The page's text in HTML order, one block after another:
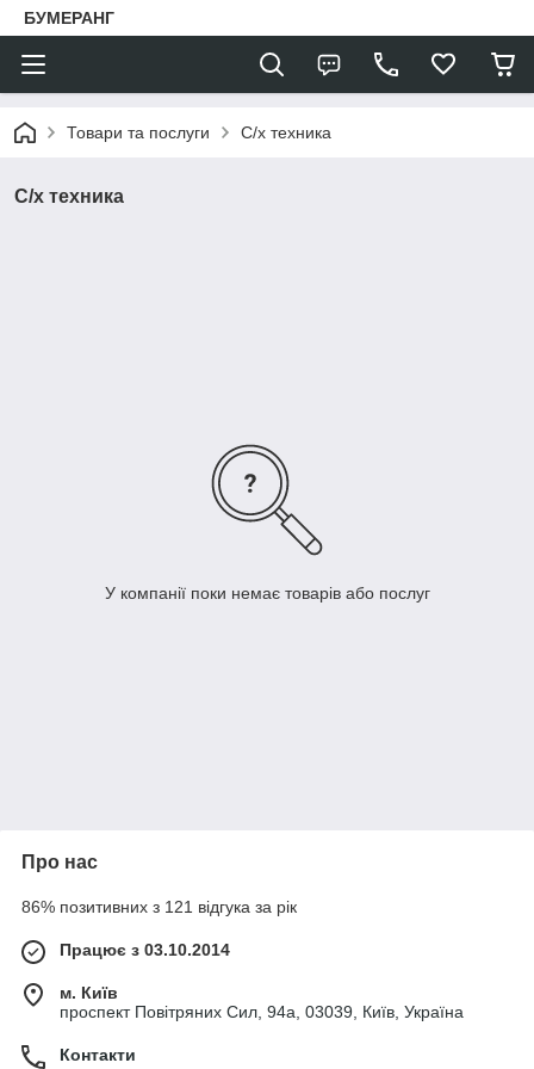
БУМЕРАНГ
Товари та послуги С/х техника
С/х техника
У компанії поки немає товарів або послуг
Про нас
86% позитивних з 121 відгука за рік
Працює з 03.10.2014
м. Київ
проспект Повітряних Сил, 94а, 03039, Київ, Україна
Контакти